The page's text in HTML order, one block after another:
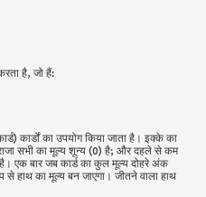
है, जो हैं:
कार्डों का उपयोग किया जाता है। इक्के का
सभी का मूल्य शून्य (0) है; और दहले से कम
एक बार जब कार्ड का कुल मूल्य दोहरे अंक
हाथ का मूल्य बन जाएगा। जीतने वाला हाथ